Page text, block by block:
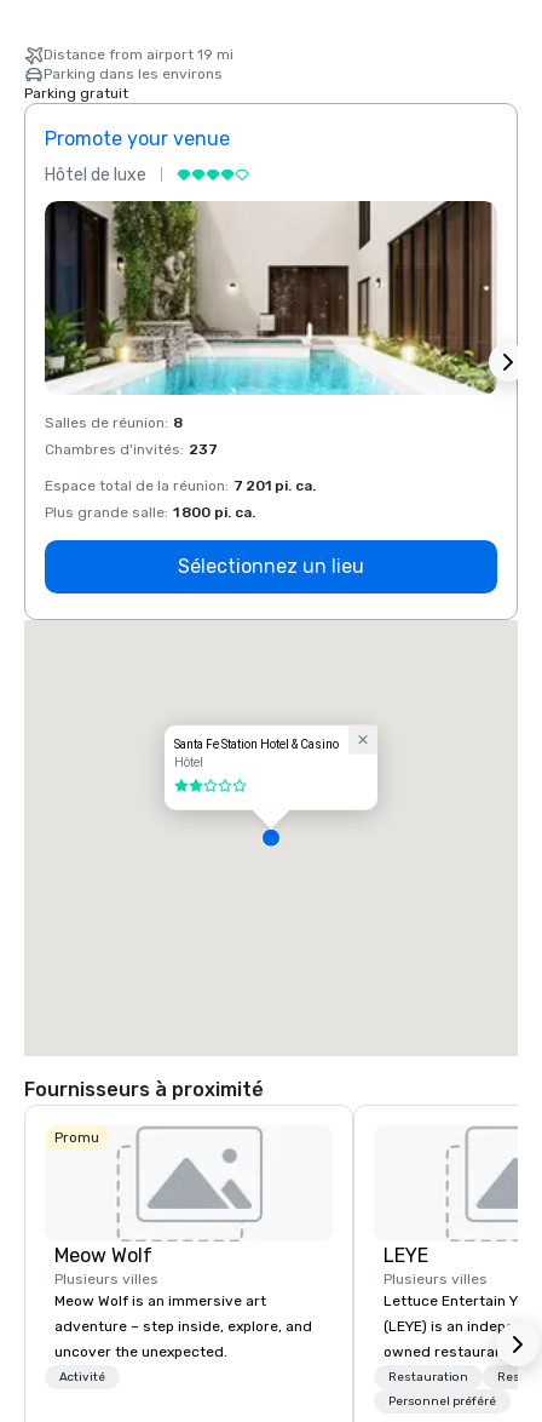
Distance from airport 19 mi
Parking dans les environs
Parking gratuit
Promote your venue
Hôtel de luxe
Salles de réunion: 8
Chambres d'invités: 237
Espace total de la réunion: 7 201 pi. ca.
Plus grande salle: 1 800 pi. ca.
Sélectionnez un lieu
Santa Fe Station Hotel & Casino
Hôtel
2 sur 5
Fournisseurs à proximité
Promu
Meow Wolf
Plusieurs villes
Meow Wolf is an immersive art
adventure – step inside, explore, and
uncover the unexpected.
Activité
LEYE
Plusieurs villes
Lettuce Entertain You
(LEYE) is an
owned restaurant
Chicago that owns,
licenses more than
Restauration
Personnel préféré